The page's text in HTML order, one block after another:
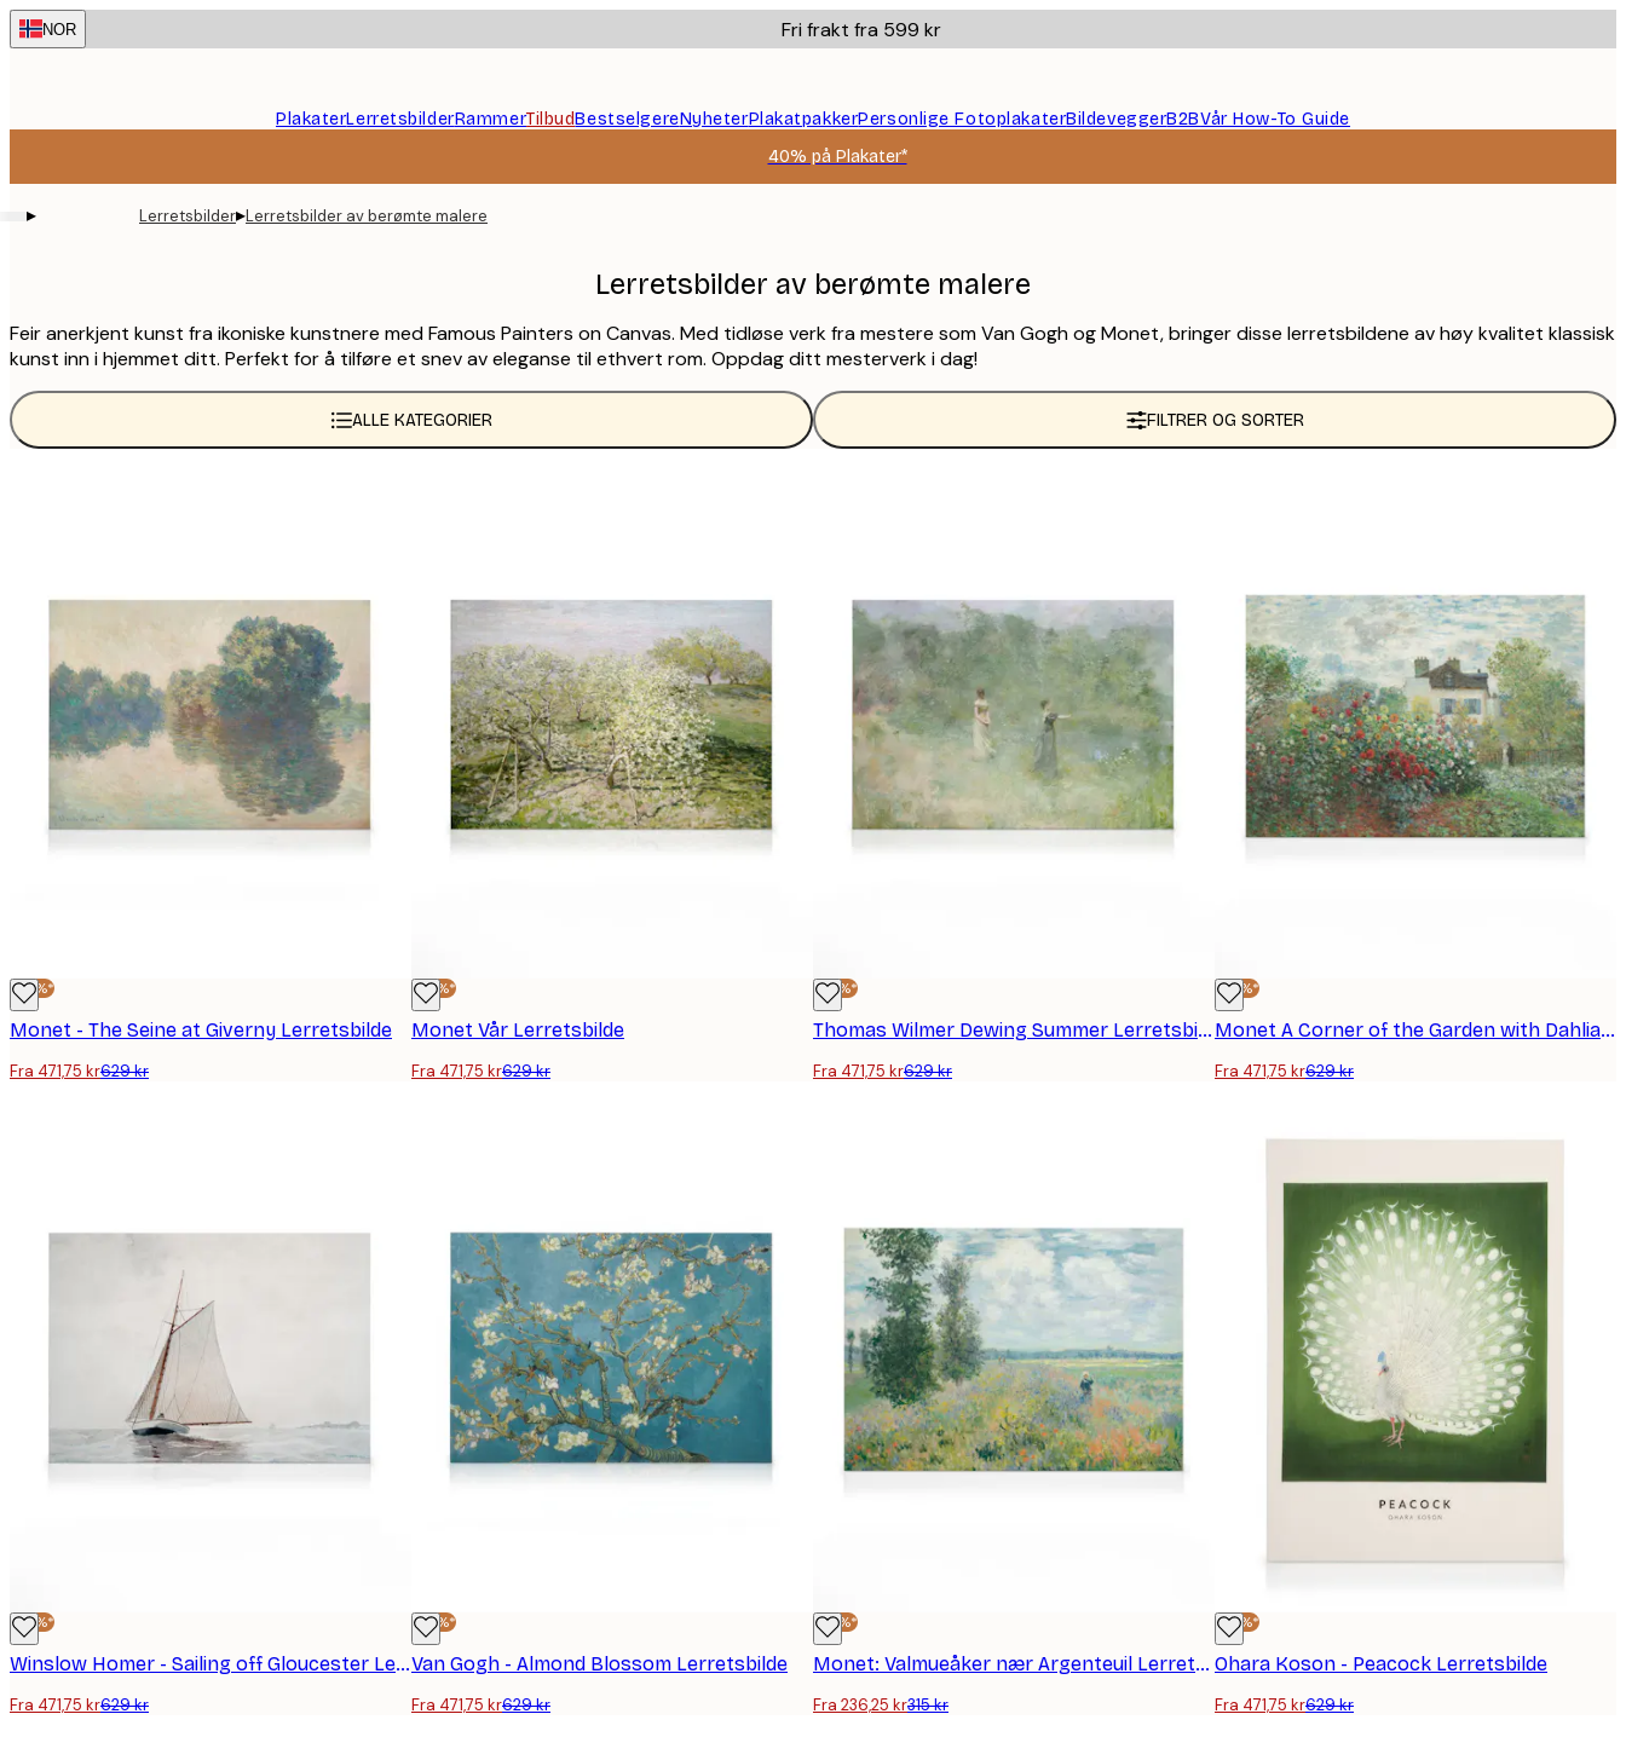
Skip
to
NOR Fri frakt fra 599 kr
PlakaterLerretsbilderRammerTilbudBestselgereNyheterPlakatpakkerPersonlige FotoplakaterBildeveggerB2BVår How-To Guide
40% på Plakater*
▸ Lerretsbilder▸Lerretsbilder av berømte malere
Lerretsbilder av berømte malere
Feir anerkjent kunst fra ikoniske kunstnere med Famous Painters on Canvas. Med tidløse verk fra mestere som Van Gogh og Monet, bringer disse lerretsbildene av høy kvalitet klassisk
kunst inn i hjemmet ditt. Perfekt for å tilføre et snev av eleganse til ethvert rom. Oppdag ditt mesterverk i dag!
ALLE KATEGORIER FILTRER OG SORTER
-25%*
Monet - The Seine at Giverny Lerretsbilde
Fra 471,75 kr629 kr
-25%*
Monet Vår Lerretsbilde
Fra 471,75 kr629 kr
-25%*
Thomas Wilmer Dewing Summer Lerretsbilde
Fra 471,75 kr629 kr
-25%*
Monet A Corner of the Garden with Dahlias Lerretsbilde
Fra 471,75 kr629 kr
-25%*
Winslow Homer - Sailing off Gloucester Lerretsbilde
Fra 471,75 kr629 kr
-25%*
Van Gogh - Almond Blossom Lerretsbilde
Fra 471,75 kr629 kr
-25%*
Monet: Valmueåker nær Argenteuil Lerretsbilde
Fra 236,25 kr315 kr
-25%*
Ohara Koson - Peacock Lerretsbilde
Fra 471,75 kr629 kr